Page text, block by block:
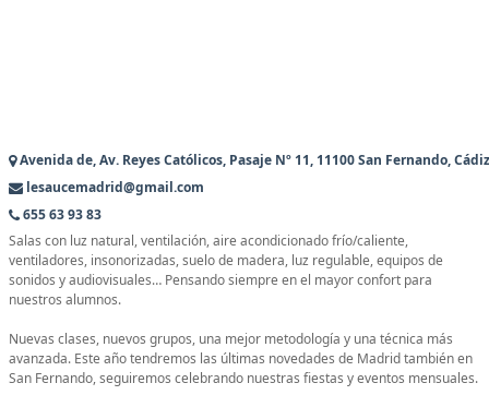
Avenida de, Av. Reyes Católicos, Pasaje Nº 11, 11100 San Fernando, Cádiz
lesaucemadrid@gmail.com
655 63 93 83
Salas con luz natural, ventilación, aire acondicionado frío/caliente,
ventiladores, insonorizadas, suelo de madera, luz regulable, equipos de
sonidos y audiovisuales… Pensando siempre en el mayor confort para
nuestros alumnos.
Nuevas clases, nuevos grupos, una mejor metodología y una técnica más
avanzada. Este año tendremos las últimas novedades de Madrid también en
San Fernando, seguiremos celebrando nuestras fiestas y eventos mensuales.